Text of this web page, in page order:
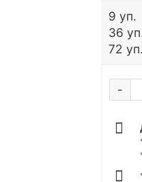
9 уп.
36
72 уп.
-